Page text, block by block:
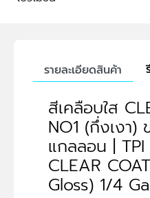
รายละเอียดสินค้า
สีเคลือบใส
NO1 (กึ่งเงา)
แกลลอน |
CLEAR
Gloss) 1/4